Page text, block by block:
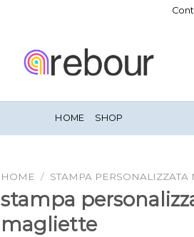
HOME SHOP
HOME / STAMPA PERSONALIZZATA
stampa
magliette